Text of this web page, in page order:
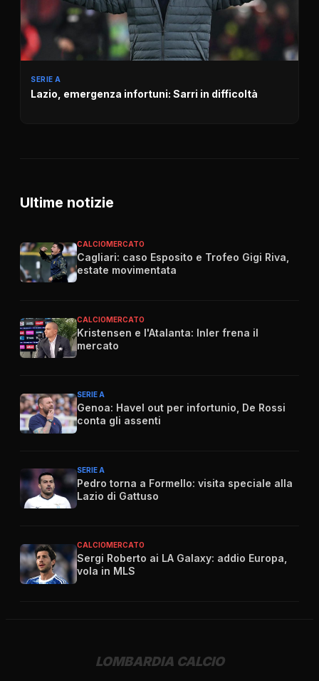
SERIE A
Lazio, emergenza infortuni: Sarri in difficoltà
Ultime notizie
CALCIOMERCATO
Cagliari: caso Esposito e Trofeo Gigi Riva,
estate movimentata
CALCIOMERCATO
Kristensen e l'Atalanta: Inler frena il
mercato
SERIE A
Genoa: Havel out per infortunio, De Rossi
conta gli assenti
SERIE A
Pedro torna a Formello: visita speciale alla
Lazio di Gattuso
CALCIOMERCATO
Sergi Roberto ai LA Galaxy: addio Europa,
vola in MLS
LOMBARDIA CALCIO